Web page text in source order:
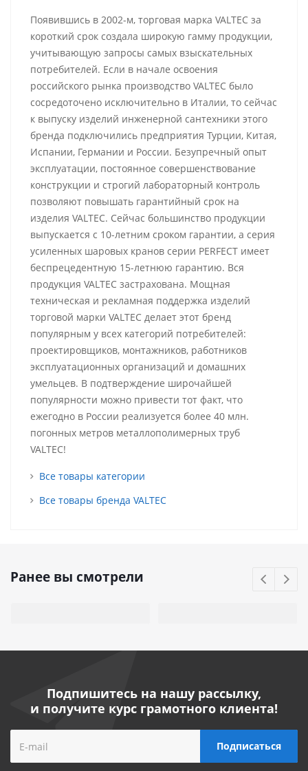
Появившись в 2002-м, торговая марка VALTEC за
короткий срок создала широкую гамму продукции,
учитывающую запросы самых взыскательных
потребителей. Если в начале освоения
российского рынка производство VALTEC было
сосредоточено исключительно в Италии, то сейчас
к выпуску изделий инженерной сантехники этого
бренда подключились предприятия Турции, Китая,
Испании, Германии и России. Безупречный опыт
эксплуатации, постоянное совершенствование
конструкции и строгий лабораторный контроль
позволяют повышать гарантийный срок на
изделия VALTEC. Сейчас большинство продукции
выпускается с 10-летним сроком гарантии, а серия
усиленных шаровых кранов серии PERFECT имеет
беспрецедентную 15-летнюю гарантию. Вся
продукция VALTEC застрахована. Мощная
техническая и рекламная поддержка изделий
торговой марки VALTEC делает этот бренд
популярным у всех категорий потребителей:
проектировщиков, монтажников, работников
эксплуатационных организаций и домашних
умельцев. В подтверждение широчайшей
популярности можно привести тот факт, что
ежегодно в России реализуется более 40 млн.
погонных метров металлополимерных труб
VALTEC!
Все товары категории
Все товары бренда VALTEC
Ранее вы смотрели
Подпишитесь на нашу рассылку,
и получите курс грамотного клиента!